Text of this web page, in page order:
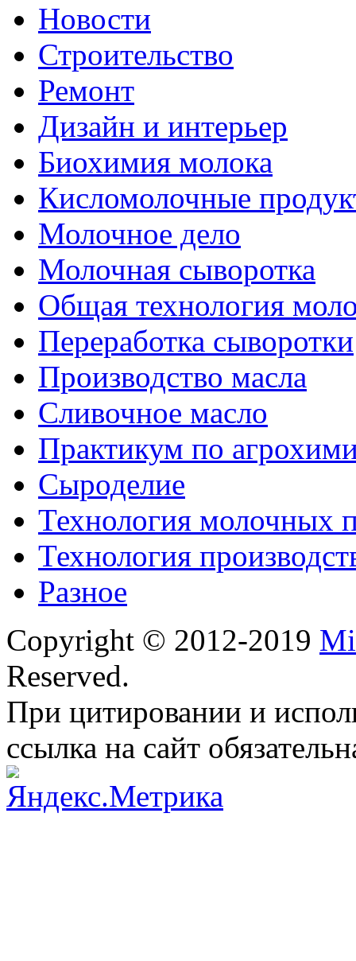
Новости
Строительство
Ремонт
Дизайн и интерьер
Биохимия молока
Кисломолочные
Молочное дело
Молочная сыворотка
Общая технология
Переработка сыворотки
Производство масла
Сливочное масло
Практикум по
Сыроделие
Технология молочных
Технология
Разное
Copyright © 2012-2019
Reserved.
При цитировании и
ссылка на сайт